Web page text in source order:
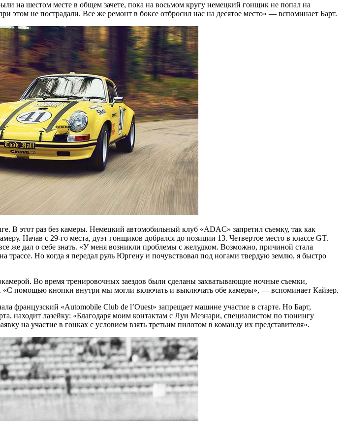
на шестом месте в общем зачете, пока на восьмом кругу немецкий гонщик не попал на
этом не пострадали. Все же ремонт в боксе отбросил нас на десятое место» — вспоминает Барт.
В этот раз без камеры. Немецкий автомобильный клуб «ADAC» запретил съемку, так как
Начав с 29-го места, дуэт гонщиков добрался до позиции 13. Четвертое место в классе GT.
же дал о себе знать. «У меня возникли проблемы с желудком. Возможно, причиной стала
трассе. Но когда я передал руль Юргену и почувствовал под ногами твердую землю, я быстро
Во время тренировочных заездов были сделаны захватывающие ночные съемки,
«С помощью кнопки внутри мы могли включать и выключать обе камеры», — вспоминает Кайзер.
французский «Automobile Club de l’Ouest» запрещает машине участие в старте. Но Барт,
находит лазейку: «Благодаря моим контактам с Луи Мезнари, специалистом по тюнингу
на участие в гонках с условием взять третьим пилотом в команду их представителя».